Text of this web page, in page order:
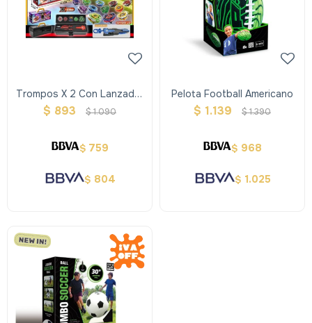
Trompos X 2 Con Lanzador
En Valija
$ 893 $1.090
$ 759
$ 804
Pelota Football Americano
$ 1.139 $1.390
$ 968
$ 1.025